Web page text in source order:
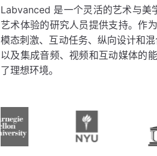
Labvanced 是一个灵活的艺术与美
艺术体验的研究人员提供支持。作
模态刺激、互动任务、纵向设计和
以及集成音频、视频和互动媒体的
了理想环境。